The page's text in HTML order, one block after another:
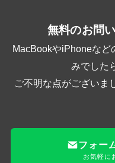
無料のお問
MacBookやiPhoneなど
みでした
ご不明な点がございま
フォー
お気軽に